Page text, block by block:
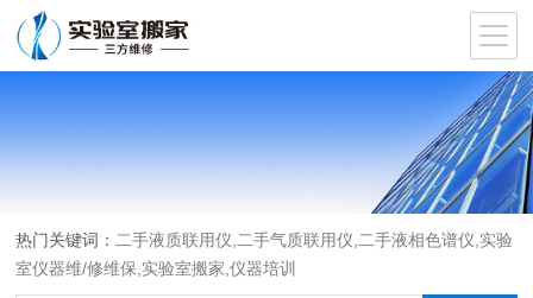
热门关键词： 二手液质联用仪,二手气质联用仪,二手液相色谱仪,实验
室仪器维/修维保,实验室搬家,仪器培训